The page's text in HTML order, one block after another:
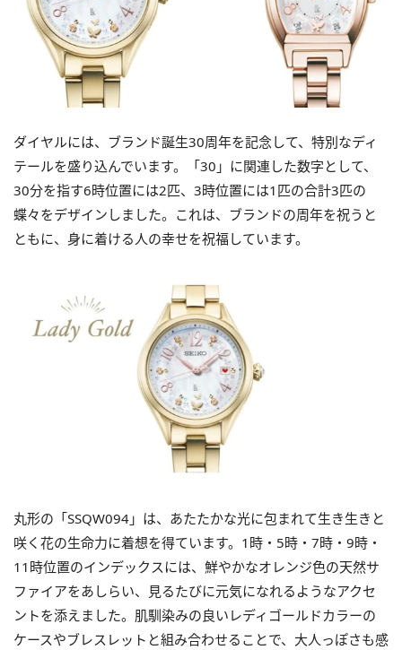
ダイヤルには、ブランド誕生30周年を記念して、特別なディ
テールを盛り込んでいます。「30」に関連した数字として、
30分を指す6時位置には2匹、3時位置には1匹の合計3匹の
蝶々をデザインしました。これは、ブランドの周年を祝うと
ともに、身に着ける人の幸せを祝福しています。
丸形の「SSQW094」は、あたたかな光に包まれて生き生きと
咲く花の生命力に着想を得ています。1時・5時・7時・9時・
11時位置のインデックスには、鮮やかなオレンジ色の天然サ
ファイアをあしらい、見るたびに元気になれるようなアクセ
ントを添えました。肌馴染みの良いレディゴールドカラーの
ケースやブレスレットと組み合わせることで、大人っぽさも感